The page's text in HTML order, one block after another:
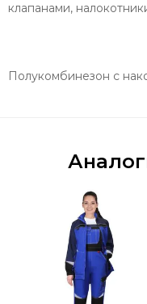
клапанами,
Полукомбинезон с